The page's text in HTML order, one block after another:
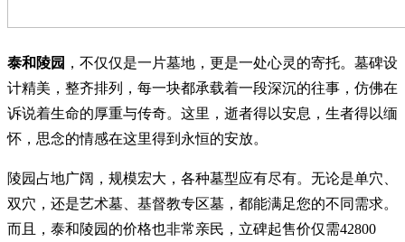
泰和陵园 ，不仅仅是一片墓地，更是一处心灵的寄托。墓碑设
计精美，整齐排列，每一块都承载着一段深沉的往事，仿佛在
诉说着生命的厚重与传奇。这里，逝者得以安息，生者得以缅
怀，思念的情感在这里得到永恒的安放。
陵园占地广阔，规模宏大，各种墓型应有尽有。无论是单穴、
双穴，还是艺术墓、基督教专区墓，都能满足您的不同需求。
而且，泰和陵园的价格也非常亲民，立碑起售价仅需42800